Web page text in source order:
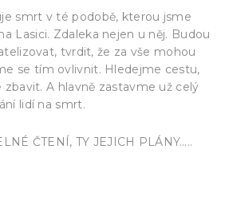
smrt v té podobě, kterou jsme
Lasici. Zdaleka nejen u něj. Budou
tvrdit, že za vše mohou
se tím ovlivnit. Hledejme cestu,
zbavit. A hlavně zastavme už celý
lidí na smrt.
ČTENÍ, TY JEJICH PLÁNY…..